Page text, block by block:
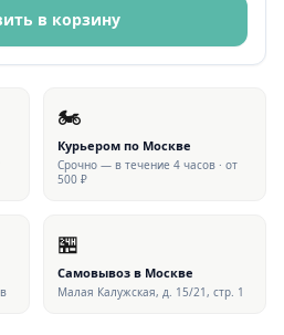
в корзину
🏍
Курьером по Москве
Срочно — в течение 4 часов · от
500 ₽
🏪
Самовывоз в Москве
Малая Калужская, д. 15/21, стр. 1